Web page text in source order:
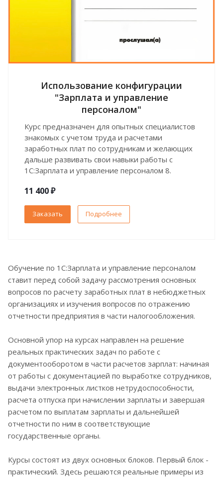
Использование конфигурации
"Зарплата и управление
персоналом"
Курс предназначен для опытных специалистов
знакомых с учетом труда и расчетами
заработных плат по сотрудникам и желающих
дальше развивать свои навыки работы с
1С:Зарплата и управление персоналом 8.
11 400 ₽
Заказать Подробнее
Обучение по 1С:Зарплата и управление персоналом
ставит перед собой задачу рассмотрения основных
вопросов по расчету заработных плат в небюджетных
организациях и изучения вопросов по отражению
отчетности предприятия в части налогообложения.
Основной упор на курсах направлен на решение
реальных практических задач по работе с
документооборотом в части расчетов зарплат: начиная
от работы с документацией по выработке сотрудников,
выдачи электронных листков нетрудоспособности,
расчета отпуска при начислении зарплаты и завершая
расчетом по выплатам зарплаты и дальнейшей
отчетности по ним в соответствующие
государственные органы.
Курсы состоят из двух основных блоков. Первый блок -
практический. Здесь решаются реальные примеры из